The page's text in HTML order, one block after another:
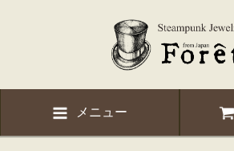
メニュー